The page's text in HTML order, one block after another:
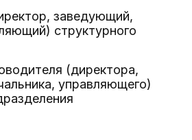
заведующий,
структурного
(директора,
управляющего)